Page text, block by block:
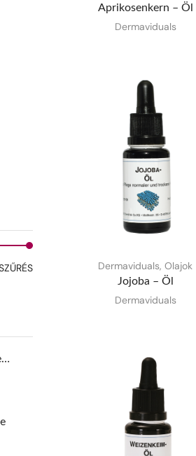
Aprikosenkern – Öl
Dermaviduals
Dermaviduals,Olajok
Jojoba – Öl
Dermaviduals
Kigelia - Liposomen - Konzentrat